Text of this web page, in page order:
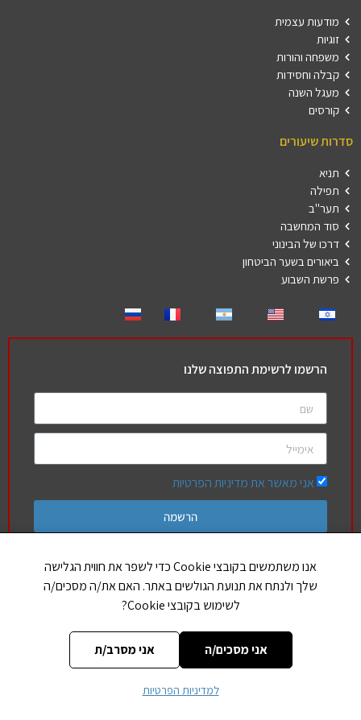
מודעות עצמית
זוגיות
משפחה והורות
קבלה וחסידות
מעגל השנה
קורסים
סדרות שיעורים
תניא
תפילה
תער"ב
סוד המחשבה
דרכו של הבינוני
ביאורים בשער הביטחון
פרשת השבוע
הרשמו לרשימת התפוצה שלנו
אני מאשר את מדיניות הפרטיות
הרשמה
חברים שלנו
אותיות בספר תורה
אנו משתמשים בקובצי Cookie כדי לשפר את חווית הגלישה
שלך ולנתח את תנועת הגולשים באתר. האם את/ה מסכים/ה
לשימוש בקובצי Cookie?
אני מסכים/ה אני מסרב/ת
למדיניות הפרטיות